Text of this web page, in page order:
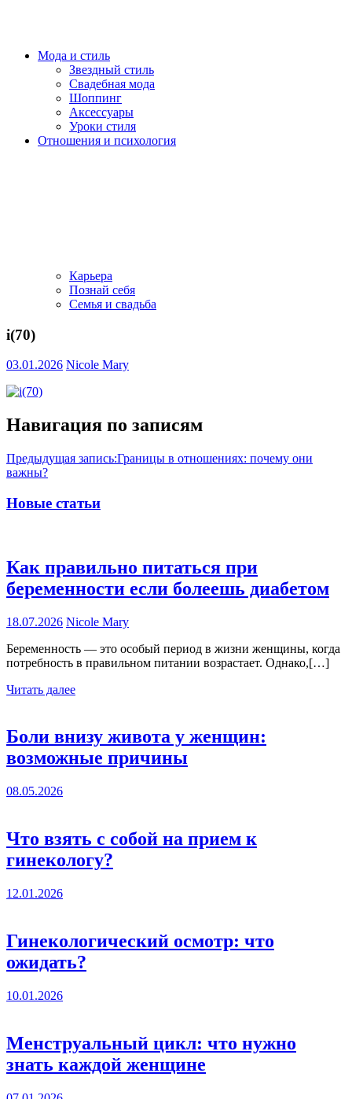
Мода и стиль
Звездный стиль
Свадебная мода
Шоппинг
Аксессуары
Уроки стиля
Отношения и психология
Карьера
Познай себя
Семья и свадьба
i(70)
03.01.2026 Nicole Mary
Навигация по записям
Предыдущая запись:Границы в отношениях: почему они
важны?
Новые статьи
Как правильно питаться при
беременности если болеешь диабетом
18.07.2026 Nicole Mary
Беременность — это особый период в жизни женщины, когда
потребность в правильном питании возрастает. Однако,[…]
Читать далее
Боли внизу живота у женщин:
возможные причины
08.05.2026
Что взять с собой на прием к
гинекологу?
12.01.2026
Гинекологический осмотр: что
ожидать?
10.01.2026
Менструальный цикл: что нужно
знать каждой женщине